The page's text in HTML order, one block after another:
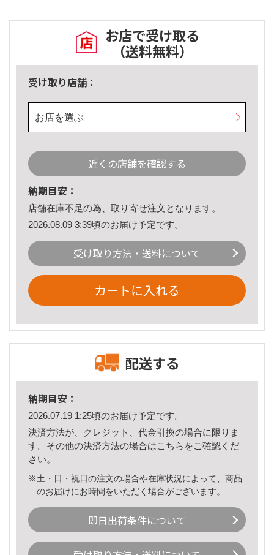
お店で受け取る
（送料無料）
受け取り店舗：
お店を選ぶ
近くの店舗を確認する
納期目安：
店舗在庫不足の為、取り寄せ注文となります。
2026.08.09 3:39頃のお届け予定です。
受け取り方法・送料について
カートに入れる
配送する
納期目安：
2026.07.19 1:25頃のお届け予定です。
決済方法が、クレジット、代金引換の場合に限りま
す。その他の決済方法の場合はこちら をご確認くだ
さい。
※土・日・祝日の注文の場合や在庫状況によって、商品
のお届けにお時間をいただく場合がございます。
即日出荷条件について